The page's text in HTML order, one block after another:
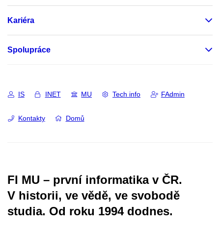
Kariéra
Spolupráce
IS INET MU Tech info FAdmin
Kontakty Domů
FI MU – první informatika v ČR.
V historii, ve vědě, ve svobodě
studia. Od roku 1994 dodnes.